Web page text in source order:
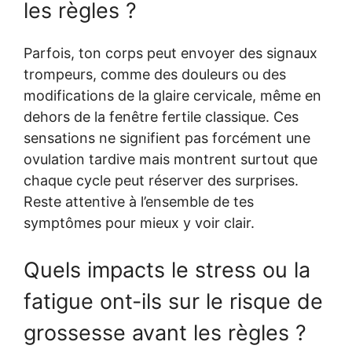
les règles ?
Parfois, ton corps peut envoyer des signaux
trompeurs, comme des douleurs ou des
modifications de la glaire cervicale, même en
dehors de la fenêtre fertile classique. Ces
sensations ne signifient pas forcément une
ovulation tardive mais montrent surtout que
chaque cycle peut réserver des surprises.
Reste attentive à l’ensemble de tes
symptômes pour mieux y voir clair.
Quels impacts le stress ou la
fatigue ont-ils sur le risque de
grossesse avant les règles ?